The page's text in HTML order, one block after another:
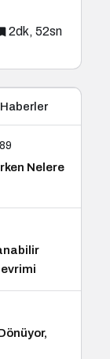
2dk, 52sn
89
Nelere